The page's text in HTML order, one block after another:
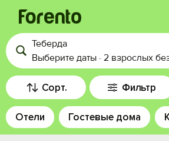
Войти
Избранное
История просмотра
Теберда
Выберите даты · 2 взрослых
Сорт. Фильтр
Отели Гостевые дома